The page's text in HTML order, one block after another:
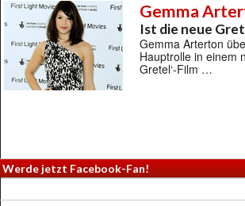
Gemma
Ist die neue
Gemma Arterton
Hauptrolle in einem
Gretel‘-Film …
Werde jetzt Facebook-Fan!